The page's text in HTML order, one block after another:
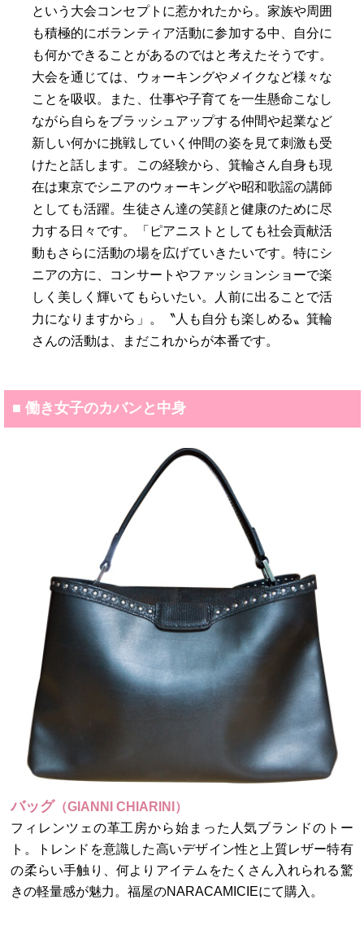
という大会コンセプトに惹かれたから。家族や周囲
も積極的にボランティア活動に参加する中、自分に
も何かできることがあるのではと考えたそうです。
大会を通じては、ウォーキングやメイクなど様々な
ことを吸収。また、仕事や子育てを一生懸命こなし
ながら自らをブラッシュアップする仲間や起業など
新しい何かに挑戦していく仲間の姿を見て刺激も受
けたと話します。この経験から、箕輪さん自身も現
在は東京でシニアのウォーキングや昭和歌謡の講師
としても活躍。生徒さん達の笑顔と健康のために尽
力する日々です。「ピアニストとしても社会貢献活
動もさらに活動の場を広げていきたいです。特にシ
ニアの方に、コンサートやファッションショーで楽
しく美しく輝いてもらいたい。人前に出ることで活
力になりますから」。〝人も自分も楽しめる〟箕輪
さんの活動は、まだこれからが本番です。
■ 働き女子のカバンと中身
バッグ （GIANNI CHIARINI）
フィレンツェの革工房から始まった人気ブランドのトー
ト。トレンドを意識した高いデザイン性と上質レザー特有
の柔らい手触り、何よりアイテムをたくさん入れられる驚
きの軽量感が魅力。福屋のNARACAMICIEにて購入。